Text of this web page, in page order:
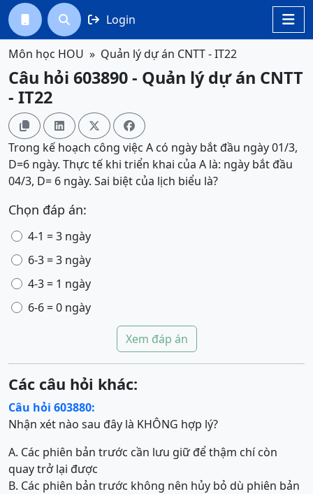

  Login
Môn học HOU Quản lý dự án CNTT - IT22
Câu hỏi 603890 - Quản lý dự án CNTT
- IT22
   
Trong kế hoạch công việc A có ngày bắt đầu ngày 01/3,
D=6 ngày. Thực tế khi triển khai của A là: ngày bắt đầu
04/3, D= 6 ngày. Sai biệt của lịch biểu là?
Chọn đáp án:
4-1 = 3 ngày
6-3 = 3 ngày
4-3 = 1 ngày
6-6 = 0 ngày
Xem đáp án
Các câu hỏi khác:
Câu hỏi 603880:
Nhận xét nào sau đây là KHÔNG hợp lý?
A. Các phiên bản trước cần lưu giữ để thậm chí còn
quay trở lại được
B. Các phiên bản trước không nên hủy bỏ dù phiên bản